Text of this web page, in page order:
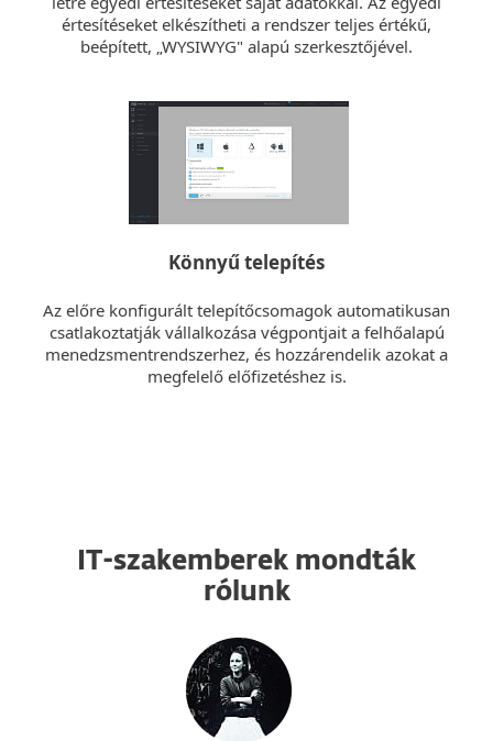
értesítéseket elkészítheti a rendszer teljes értékű,
beépített, „WYSIWYG" alapú szerkesztőjével.
Könnyű telepítés
Az előre konfigurált telepítőcsomagok automatikusan
csatlakoztatják vállalkozása végpontjait a felhőalapú
menedzsmentrendszerhez, és hozzárendelik azokat a
megfelelő előfizetéshez is.
IT-szakemberek mondták
rólunk